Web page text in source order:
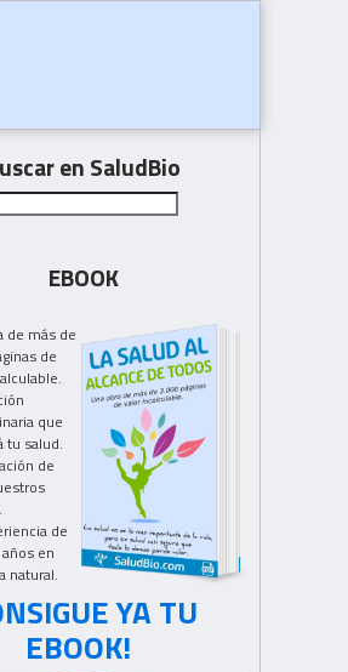
en SaludBio
EBOOK
de más de
de
que
tu salud.
de
de
en
natural.
YA TU
EBOOK!